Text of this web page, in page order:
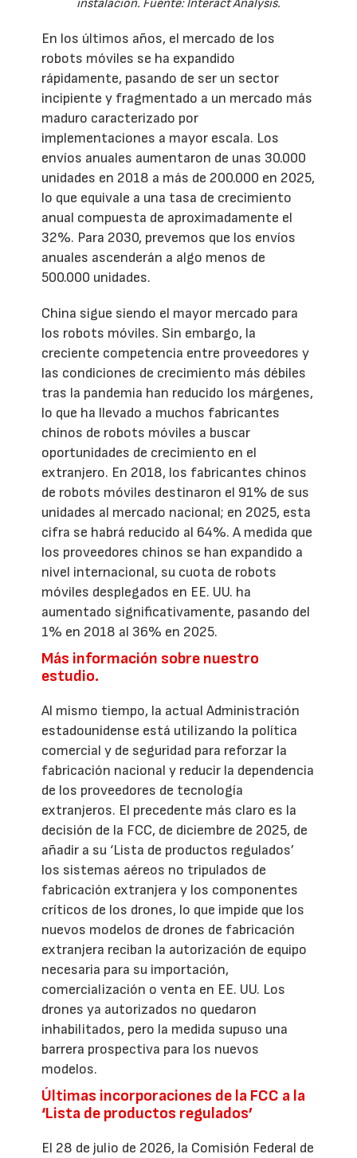
instalación. Fuente: Interact Analysis.
En los últimos años, el mercado de los
robots móviles se ha expandido
rápidamente, pasando de ser un sector
incipiente y fragmentado a un mercado más
maduro caracterizado por
implementaciones a mayor escala. Los
envíos anuales aumentaron de unas 30.000
unidades en 2018 a más de 200.000 en 2025,
lo que equivale a una tasa de crecimiento
anual compuesta de aproximadamente el
32%. Para 2030, prevemos que los envíos
anuales ascenderán a algo menos de
500.000 unidades.
China sigue siendo el mayor mercado para
los robots móviles. Sin embargo, la
creciente competencia entre proveedores y
las condiciones de crecimiento más débiles
tras la pandemia han reducido los márgenes,
lo que ha llevado a muchos fabricantes
chinos de robots móviles a buscar
oportunidades de crecimiento en el
extranjero. En 2018, los fabricantes chinos
de robots móviles destinaron el 91% de sus
unidades al mercado nacional; en 2025, esta
cifra se habrá reducido al 64%. A medida que
los proveedores chinos se han expandido a
nivel internacional, su cuota de robots
móviles desplegados en EE. UU. ha
aumentado significativamente, pasando del
1% en 2018 al 36% en 2025.
Más información sobre nuestro
estudio.
Al mismo tiempo, la actual Administración
estadounidense está utilizando la política
comercial y de seguridad para reforzar la
fabricación nacional y reducir la dependencia
de los proveedores de tecnología
extranjeros. El precedente más claro es la
decisión de la FCC, de diciembre de 2025, de
añadir a su ‘Lista de productos regulados’
los sistemas aéreos no tripulados de
fabricación extranjera y los componentes
críticos de los drones, lo que impide que los
nuevos modelos de drones de fabricación
extranjera reciban la autorización de equipo
necesaria para su importación,
comercialización o venta en EE. UU. Los
drones ya autorizados no quedaron
inhabilitados, pero la medida supuso una
barrera prospectiva para los nuevos
modelos.
Últimas incorporaciones de la FCC a la
‘Lista de productos regulados’
El 28 de julio de 2026, la Comisión Federal de